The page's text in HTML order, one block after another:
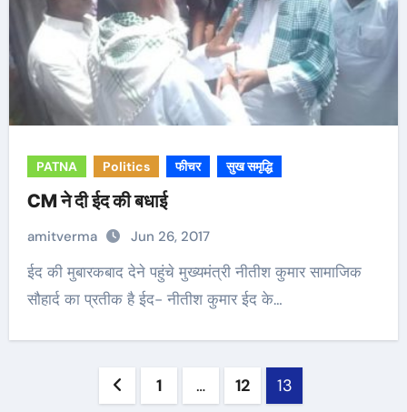
PATNA Politics फीचर सुख समृद्धि
CM ने दी ईद की बधाई
amitverma Jun 26, 2017
ईद की मुबारकबाद देने पहुंचे मुख्यमंत्री नीतीश कुमार सामाजिक
सौहार्द का प्रतीक है ईद- नीतीश कुमार ईद के…
1 … 12 13